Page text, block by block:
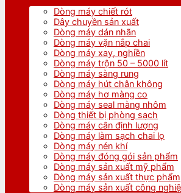
Dòng máy chiết rót
Dây chuyền sản xuất
Dòng máy dán nhãn
Dòng máy vặn nắp chai
Dòng máy xay, nghiền
Dòng máy trộn 50 – 5000 lít
Dòng máy sàng rung
Dòng máy hút chân không
Dòng máy hơ màng co
Dòng máy seal màng nhôm
Dòng thiết bị phòng sạch
Dòng máy cân định lượng
Dòng máy làm sạch chai lọ
Dòng máy nén khí
Dòng máy đóng gói sản phẩm
Dòng máy sản xuất mỹ phẩm
Dòng máy sản xuất thực phẩm
Dòng máy sản xuất công